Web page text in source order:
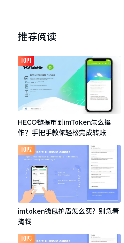
推荐阅读
HECO链提币到imToken怎么操
作？手把手教你轻松完成转账
TOP1
imtoken钱包护盾怎么买？别急着
掏钱
TOP2
TOP3